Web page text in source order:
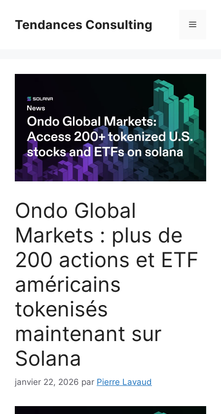
contenuTendances Consulting Menu
Ondo Global
Markets : plus de
200 actions et ETF
américains
tokenisés
maintenant sur
Solana
janvier 22, 2026 par Pierre Lavaud